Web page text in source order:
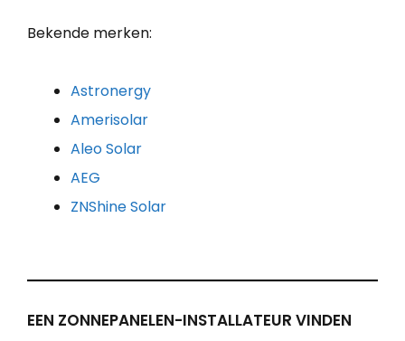
Bekende merken:
Astronergy
Amerisolar
Aleo Solar
AEG
ZNShine Solar
EEN ZONNEPANELEN-INSTALLATEUR VINDEN